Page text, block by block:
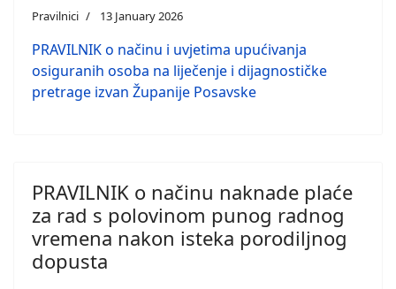
Pravilnici 13 January 2026
PRAVILNIK o načinu i uvjetima upućivanja
osiguranih osoba na liječenje i dijagnostičke
pretrage izvan Županije Posavske
PRAVILNIK o načinu naknade plaće
za rad s polovinom punog radnog
vremena nakon isteka porodiljnog
dopusta